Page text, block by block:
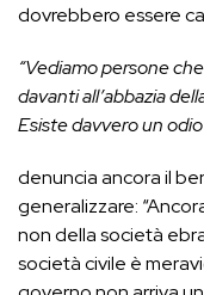
dovrebbero essere
“Vediamo persone
davanti all’abbazia
Esiste davvero un
denuncia ancora il
generalizzare:
non della società
società civile è